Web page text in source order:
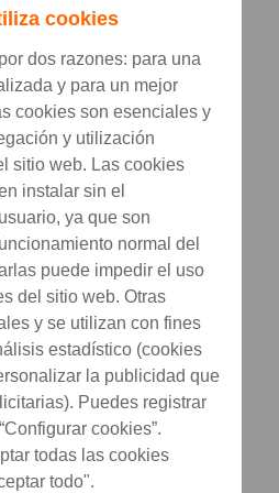
cookies
dos razones: para una
y para un mejor
cookies son esenciales y
y utilización
sitio web. Las cookies
instalar sin el
ya que son
normal del
puede impedir el uso
del sitio web. Otras
y se utilizan con fines
estadístico (cookies
la publicidad que
Puedes registrar
cookies”.
todas las cookies
todo".